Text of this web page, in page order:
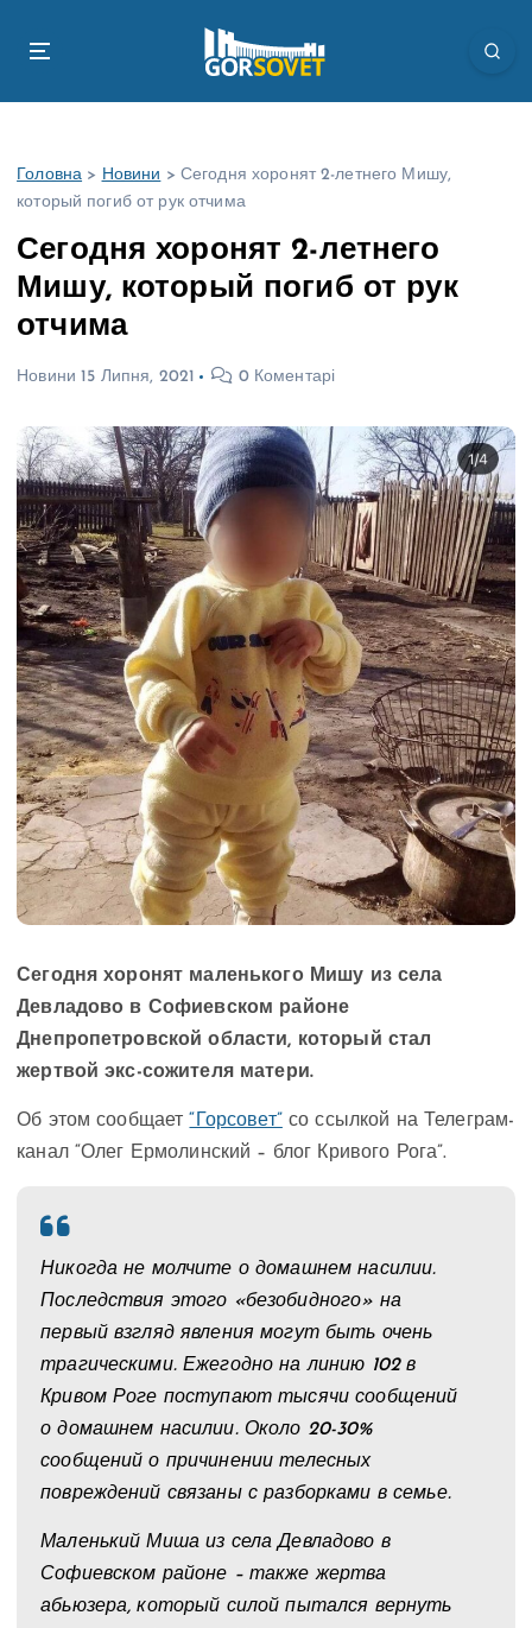
Головна > Новини > Сегодня хоронят 2-летнего Мишу,
который погиб от рук отчима
Сегодня хоронят 2-летнего
Мишу, который погиб от рук
отчима
Новини 15 Липня, 2021 0 Коментарі
Сегодня хоронят маленького Мишу из села
Девладово в Софиевском районе
Днепропетровской области, который стал
жертвой экс-сожителя матери.
Об этом сообщает“Горсовет” со ссылкой на Телеграм-
канал “Олег Ермолинский – блог Кривого Рога”.
Никогда не молчите о домашнем насилии.
Последствия этого «безобидного» на
первый взгляд явления могут быть очень
трагическими. Ежегодно на линию 102 в
Кривом Роге поступают тысячи сообщений
о домашнем насилии. Около 20-30%
сообщений о причинении телесных
повреждений связаны с разборками в семье.
Маленький Миша из села Девладово в
Софиевском районе – также жертва
абьюзера, который силой пытался вернуть